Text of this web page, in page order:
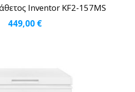
Inventor KF2-157MS
449,00 €